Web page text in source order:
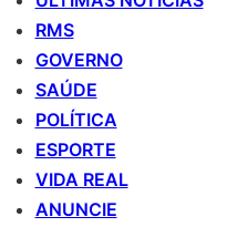
RMS
GOVERNO
SAÚDE
POLÍTICA
ESPORTE
VIDA REAL
ANUNCIE